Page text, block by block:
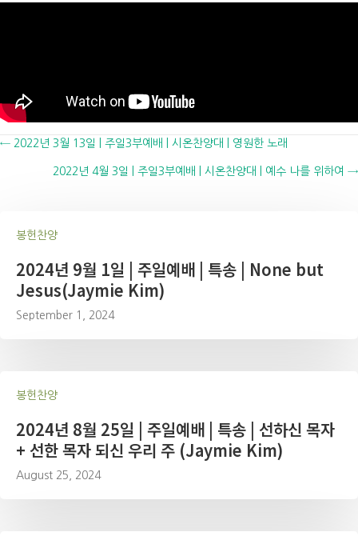
Posts
navigation
← 2022년 3월 13일 | 주일3부예배 | 시온찬양대 | 영원한 노래
2022년 4월 3일 | 주일3부예배 | 시온찬양대 | 예수 나를 위하여 →
봉헌찬양
2024년 9월 1일 | 주일예배 | 특송 | None but
Jesus(Jaymie Kim)
September 1, 2024
봉헌찬양
2024년 8월 25일 | 주일예배 | 특송 | 선하신 목자
+ 선한 목자 되신 우리 주 (Jaymie Kim)
August 25, 2024